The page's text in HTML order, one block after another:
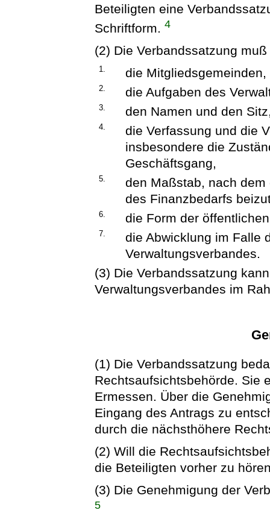
Beteiligten eine
Schriftform.4
(2) Die Verbandssatzung
1. die Mitgliedsgemeinden,
2. die Aufgaben des
3. den Namen und den
4.
die Verfassung und die
insbesondere die
Geschäftsgang,
5.
den Maßstab, nach
des Finanzbedarfs
6. die Form der
7.
die Abwicklung im Falle
Verwaltungsverbandes.
(3) Die Verbandssatzung
Verwaltungsverbandes im
(1) Die Verbandssatzung
Rechtsaufsichtsbehörde. Sie
Ermessen. Über die
Eingang des Antrags zu
durch die nächsthöhere
(2) Will die
die Beteiligten vorher zu
(3) Die Genehmigung der
5